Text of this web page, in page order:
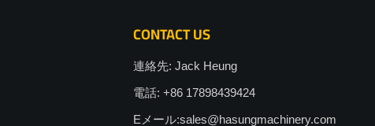
CONTACT US
連絡先: Jack Heung
電話: +86 17898439424
Eメール:sales@hasungmachinery.com